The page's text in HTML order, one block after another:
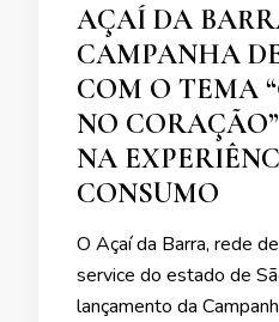
AÇAÍ DA
CAMPANHA
COM O TEMA
NO
NA
CONSUMO
O Açaí da Barra, rede
service do estado de
lançamento da